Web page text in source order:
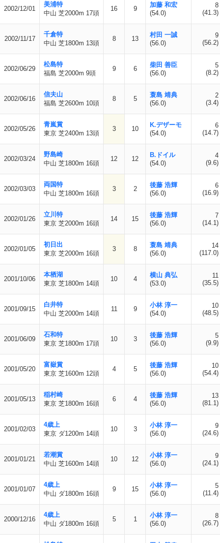
2002/12/01
美浦特
中山 芝2000m 17頭
16 9
加藤 和宏
(54.0)
8
(41.3)
2002/11/17
千倉特
中山 芝1800m 13頭
8 13
村田 一誠
(56.0)
9
(56.2)
2002/06/29
松島特
福島 芝2000m 9頭
9 6
柴田 善臣
(56.0)
5
(8.2)
2002/06/16
信夫山
福島 芝2600m 10頭
8 5
蓑島 靖典
(56.0)
2
(3.4)
2002/05/26
青嵐賞
東京 芝2400m 13頭
3 10
K.デザーモ
(54.0)
6
(14.7)
2002/03/24
野島崎
中山 芝1800m 16頭
12 12
B.ドイル
(54.0)
4
(9.6)
2002/03/03
両国特
中山 芝1800m 16頭
3 2
後藤 浩輝
(56.0)
6
(16.9)
2002/01/26
立川特
東京 芝2000m 16頭
14 15
後藤 浩輝
(56.0)
7
(14.1)
2002/01/05
初日出
東京 芝2000m 16頭
3 8
蓑島 靖典
(56.0)
14
(117.0)
2001/10/06
本栖湖
東京 芝1800m 14頭
10 4
横山 典弘
(53.0)
11
(35.5)
2001/09/15
白井特
中山 芝2000m 14頭
11 9
小林 淳一
(54.0)
10
(48.5)
2001/06/09
石和特
東京 芝1800m 17頭
10 3
後藤 浩輝
(56.0)
5
(9.9)
2001/05/20
富嶽賞
東京 芝1600m 12頭
4 5
後藤 浩輝
(56.0)
10
(54.4)
2001/05/13
稲村崎
東京 芝1800m 16頭
6 4
後藤 浩輝
(56.0)
13
(81.1)
2001/02/03
4歳上
東京 ダ1200m 14頭
10 3
小林 淳一
(56.0)
9
(24.6)
2001/01/21
若潮賞
中山 芝1600m 14頭
10 12
小林 淳一
(56.0)
9
(24.1)
2001/01/07
4歳上
中山 ダ1800m 16頭
9 15
小林 淳一
(56.0)
5
(11.4)
2000/12/16
4歳上
中山 ダ1800m 16頭
5 1
小林 淳一
(56.0)
8
(26.7)